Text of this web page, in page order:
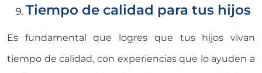
Tiempo de calidad para tus hijos
Es fundamental que logres que tus hijos vivan
tiempo de calidad, con experiencias que lo ayuden a